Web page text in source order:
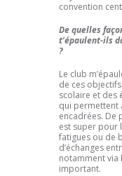
convention
De quelles
t’épaulent-ils
?
Le club
de ces
scolaire et des
qui permettent
encadrées. De
est super pour
fatigues ou de
d’échanges
notamment via
important.